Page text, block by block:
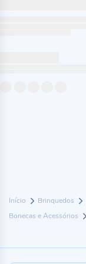
Início Brinquedos
Bonecas e Acessórios